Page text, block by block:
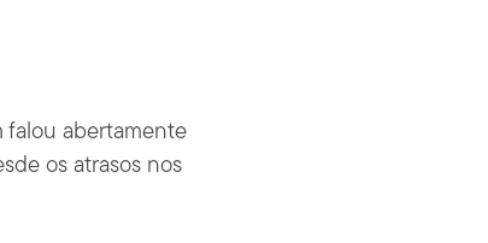
falou abertamente
os atrasos nos